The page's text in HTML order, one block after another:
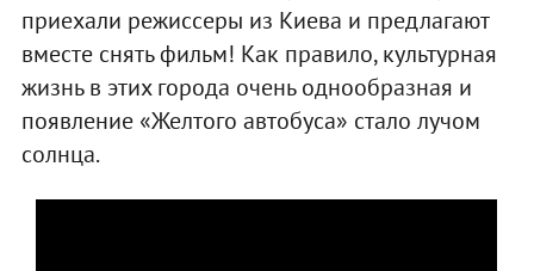
приехали режиссеры из Киева и предлагают
вместе снять фильм! Как правило, культурная
жизнь в этих города очень однообразная и
появление «Желтого автобуса» стало лучом
солнца.